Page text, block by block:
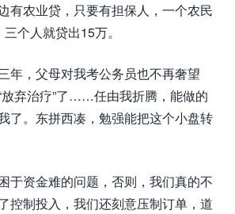
有农业贷，只要有担保人，一个农民
个人就贷出15万。
年，父母对我考公务员也不再奢望
放弃治疗”了……任由我折腾，能做的
了。东拼西凑，勉强能把这个小盘转
于资金难的问题，否则，我们真的不
控制投入，我们还刻意压制订单，道